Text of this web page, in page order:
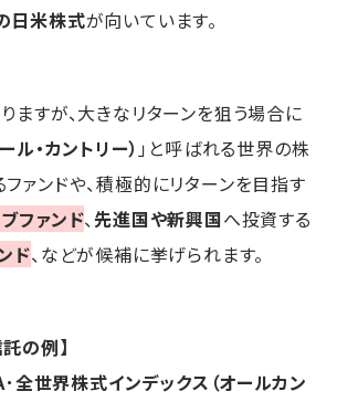
日米株式が向いています。
ますが、大きなリターンを狙う場合に
ル・カントリー） 」と呼ばれる世界の株
ァンドや、積極的にリターンを目指す
ファンド、先進国や新興国へ投資する
ド、などが候補に挙げられます。
の例】
全世界株式インデックス（オールカン